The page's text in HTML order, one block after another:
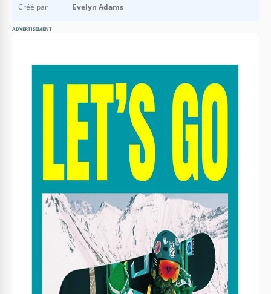
Créé par
Evelyn Adams
ADVERTISEMENT